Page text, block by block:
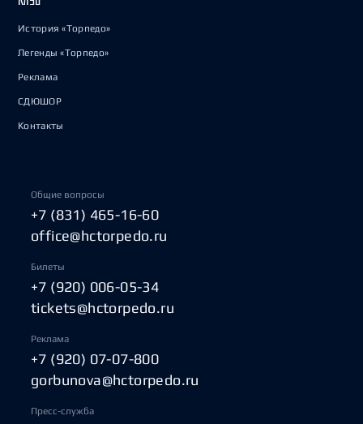
История «Торпедо»
Легенды «Торпедо»
Реклама
СДЮШОР
Контакты
Общие вопросы
+7 (831) 465-16-60
office@hctorpedo.ru
Билеты
+7 (920) 006-05-34
tickets@hctorpedo.ru
Реклама
+7 (920) 07-07-800
gorbunova@hctorpedo.ru
Пресс-служба